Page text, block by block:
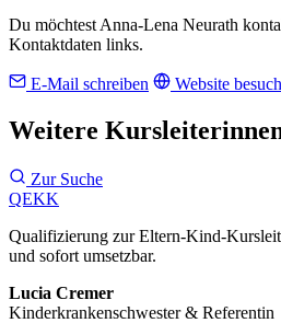
Du möchtest Anna-Lena Neurath
Kontaktdaten links.
E-Mail schreiben Website
Weitere
Zur Suche
QEKK
Qualifizierung zur Eltern-Kind-
und sofort umsetzbar.
Lucia Cremer
Kinderkrankenschwester & Referentin